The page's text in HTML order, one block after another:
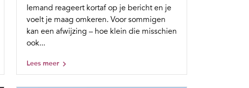
Iemand reageert kortaf op je bericht en je
voelt je maag omkeren. Voor sommigen
kan een afwijzing – hoe klein die misschien
ook...
Lees meer